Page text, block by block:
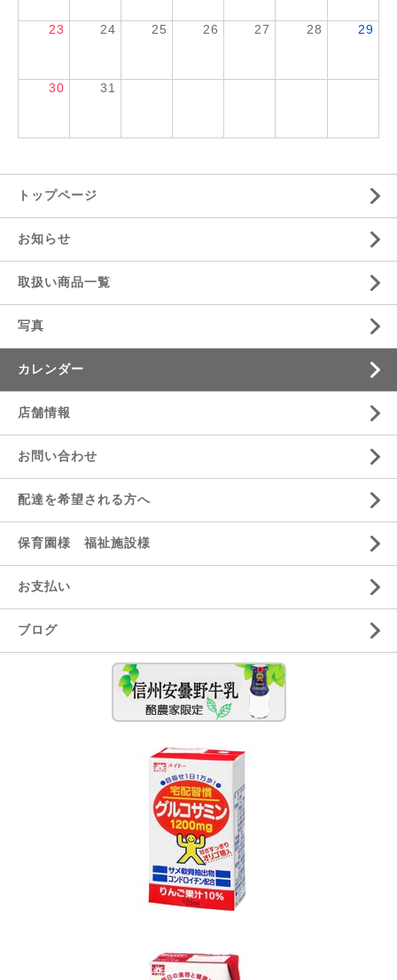
23 24 25 26 27 28 29
30 31
トップページ
お知らせ
取扱い商品一覧
写真
カレンダー
店舗情報
お問い合わせ
配達を希望される方へ
保育園様 福祉施設様
お支払い
ブログ